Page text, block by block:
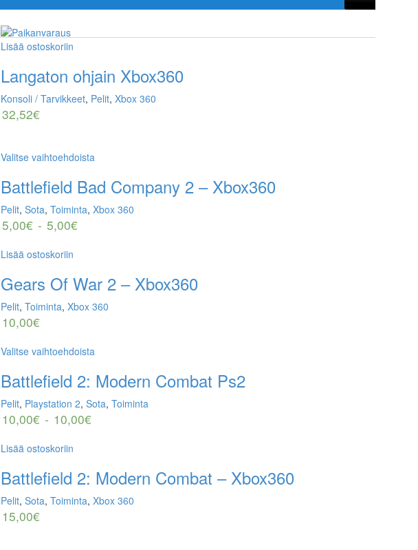
Lisää ostoskoriin
Langaton ohjain Xbox360
Konsoli / Tarvikkeet, Pelit, Xbox 360
32,52€
Valitse vaihtoehdoista
Battlefield Bad Company 2 – Xbox360
Pelit, Sota, Toiminta, Xbox 360
5,00€ - 5,00€
Lisää ostoskoriin
Gears Of War 2 – Xbox360
Pelit, Toiminta, Xbox 360
10,00€
Valitse vaihtoehdoista
Battlefield 2: Modern Combat Ps2
Pelit, Playstation 2, Sota, Toiminta
10,00€ - 10,00€
Lisää ostoskoriin
Battlefield 2: Modern Combat – Xbox360
Pelit, Sota, Toiminta, Xbox 360
15,00€